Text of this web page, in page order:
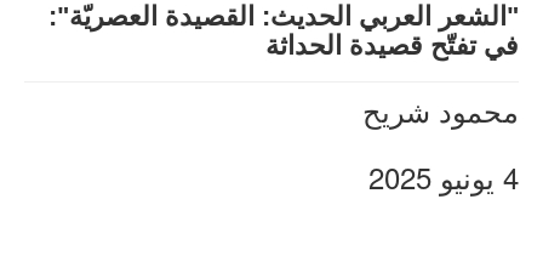
الكتابة الآن
اسمي عنوان
نقد الأدب
"الشعر العربي الحديث: القصيدة العصريّة":
في تفتّح قصيدة الحداثة
محمود شريح
4 يونيو 2025